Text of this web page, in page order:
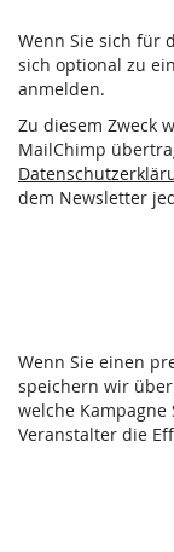
Wenn Sie sich für
sich optional zu
anmelden.
Zu diesem Zweck
MailChimp
dem Newsletter
Wenn Sie einen
speichern wir
welche
Veranstalter die